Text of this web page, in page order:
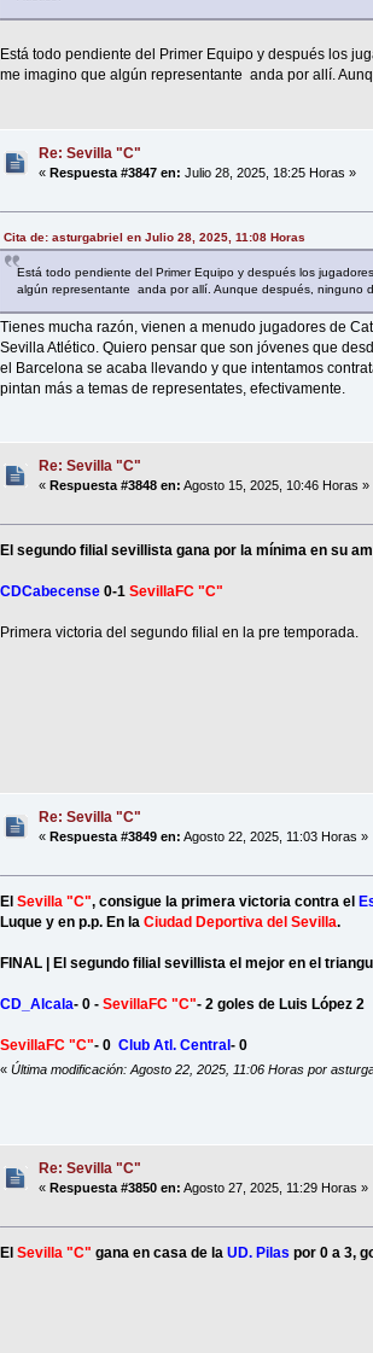
Está todo pendiente del Primer Equipo y después los
me imagino que algún representante anda por allí.
Re: Sevilla "C"
«Respuesta #3847 en: Julio 28, 2025, 18:25 Horas »
Cita de: asturgabriel en Julio 28, 2025, 11:08 Horas
Está todo pendiente del Primer Equipo y después los
algún representante anda por allí. Aunque después, ninguno
Tienes mucha razón, vienen a menudo jugadores de
Sevilla Atlético. Quiero pensar que son jóvenes que
el Barcelona se acaba llevando y que intentamos
pintan más a temas de representates, efectivamente.
Re: Sevilla "C"
« Respuesta #3848 en: Agosto 15, 2025, 10:46 Horas »
El segundo filial sevillista gana por la mínima en su
CDCabecense0-1 SevillaFC "C"
Primera victoria del segundo filial en la pre temporada.
Re: Sevilla "C"
« Respuesta #3849 en: Agosto 22, 2025, 11:03 Horas »
El Sevilla "C", consigue la primera victoria contra el
Luque y en p.p. En la Ciudad Deportiva del Sevilla.
FINAL | El segundo filial sevillista el mejor en el
CD_Alcala- 0 -SevillaFC "C"- 2 goles de Luis López 2
SevillaFC "C"- 0 Club Atl. Central- 0
« Última modificación: Agosto 22, 2025, 11:06 Horas por
Re: Sevilla "C"
« Respuesta #3850 en: Agosto 27, 2025, 11:29 Horas »
El Sevilla "C" gana en casa de la UD. Pilas por 0 a 3,